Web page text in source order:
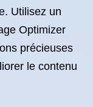
Utilisez un
Optimizer
précieuses
le contenu